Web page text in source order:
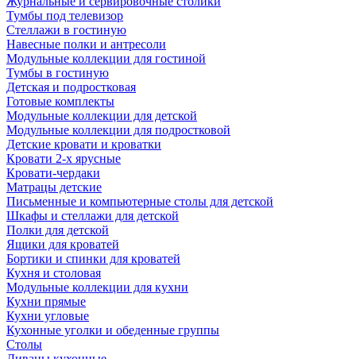
Тумбы под телевизор
Стеллажи в гостиную
Навесные полки и антресоли
Модульные коллекции для гостиной
Тумбы в гостиную
Детская и подростковая
Готовые комплекты
Модульные коллекции для детской
Модульные коллекции для подростковой
Детские кровати и кроватки
Кровати 2-х ярусные
Кровати-чердаки
Матрацы детские
Письменные и компьютерные столы для детской
Шкафы и стеллажи для детской
Полки для детской
Ящики для кроватей
Бортики и спинки для кроватей
Кухня и столовая
Модульные коллекции для кухни
Кухни прямые
Кухни угловые
Кухонные уголки и обеденные группы
Столы